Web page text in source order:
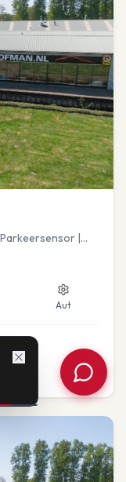
|
Aut
BTW